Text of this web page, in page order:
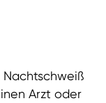
Arzt oder